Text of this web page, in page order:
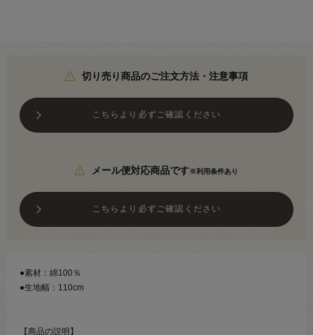
切り売り商品のご注文方法・注意事項
こちらより必ずご確認ください
メール便対応商品です※利用条件あり
こちらより必ずご確認ください
●素材：綿100％
●生地幅：110cm
【商品の説明】